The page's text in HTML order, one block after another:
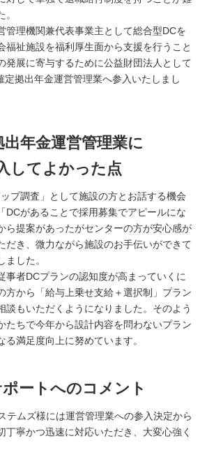
管理機関兼代表事業主として総合型DCを
福祉施設を福利厚生面から支援を行うこと
発展に寄与するために公益財団法人として
拠出年金運営管理業へ参入いたしまし
出年金運営管理業に
してよかった点
ップ調査」として施設の方とお話する機会
DCがあることで採用募集でアピールにな
ら提案があったがセンターの方が安心感が
だき、微力ながら施設のお手伝いができて
ました。
事者DCプランの認知度が高まっていくに
方から「給与上乗せ支給＋選択制」プラン
談もいただくようになりました。そのよう
たちで今年から設計内容を問わないプラン
る満足度向上に努めています。
ートへのコメント
テムズ様には運営管理業への参入決定から
丁寧かつ迅速に対応いただき、大変心強く